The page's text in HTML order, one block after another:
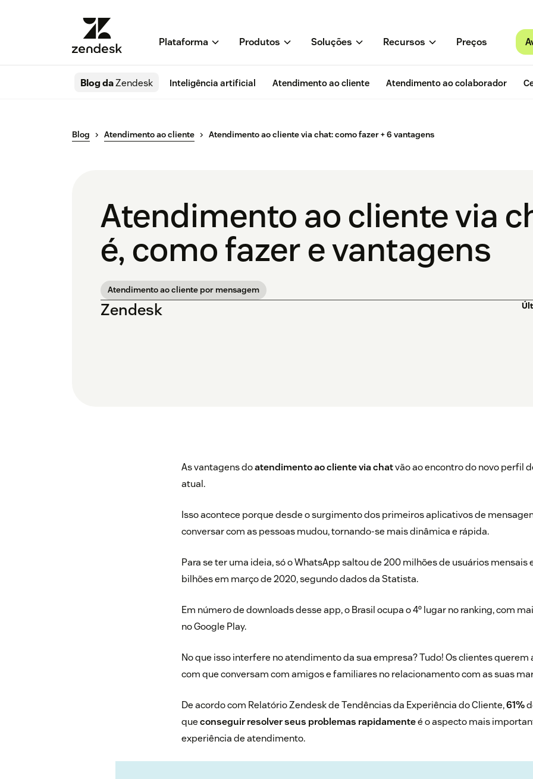
Plataforma Produtos Soluções Recursos Preços
Blog daZendesk Inteligência artificial Atendimento ao cliente Atendimento ao colaborador
Blog Atendimento ao cliente Atendimento ao cliente via chat: como fazer + 6 vantagens
Atendimento ao cliente via
é, como fazer e vantagens
Atendimento ao cliente por mensagem
Zendesk
As vantagens doatendimento ao cliente via chatvão ao encontro do novo perfil
atual.
Isso acontece porque desde o surgimento dos primeiros aplicativos de
conversar com as pessoas mudou, tornando-se mais dinâmica e rápida.
Para se ter uma ideia, só o WhatsApp saltou de 200 milhões de usuários mensais
bilhões em março de 2020, segundodados da Statista.
Em número de downloads desse app, o Brasil ocupa o 4º lugar no ranking, com
no Google Play.
No que isso interfere no atendimento da sua empresa? Tudo! Os clientes querem
com que conversam com amigos e familiares no relacionamento com as suas
De acordo com Relatório Zendesk de Tendências da Experiência do Cliente,61%
queconseguir resolver seus problemas rapidamenteé o aspecto mais
experiência de atendimento.